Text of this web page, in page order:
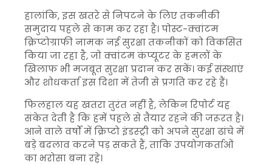
हालांकि, इस खतरे से निपटने के लिए तकनीकी
समुदाय पहले से काम कर रहा है।पोस्ट-क्वांटम
क्रिप्टोग्राफीनामक नई सुरक्षा तकनीकों को विकसित
किया जा रहा है, जो क्वांटम कंप्यूटर के हमलों के
खिलाफ भी मजबूत सुरक्षा प्रदान कर सकें। कई संस्थाएं
और शोधकर्ता इस दिशा में तेजी से प्रगति कर रहे हैं।
फिलहाल यह खतरा तुरंत नहीं है, लेकिन रिपोर्ट यह
संकेत देती है कि हमें पहले से तैयार रहने की जरूरत है।
आने वाले वर्षों में क्रिप्टो इंडस्ट्री को अपने सुरक्षा ढांचे में
बड़े बदलाव करने पड़ सकते हैं, ताकि उपयोगकर्ताओं
का भरोसा बना रहे।